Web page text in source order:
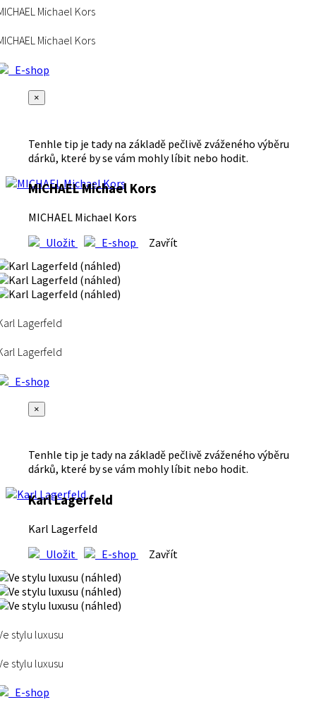
Michael Kors
Michael Kors
E-shop
×
Tenhle tip je tady na základě pečlivě zváženého výběru
dárků, které by se vám mohly líbit nebo hodit.
MICHAEL Michael Kors
MICHAEL Michael Kors
Uložit
E-shop Zavřít
Lagerfeld
Lagerfeld
E-shop
×
Tenhle tip je tady na základě pečlivě zváženého výběru
dárků, které by se vám mohly líbit nebo hodit.
Karl Lagerfeld
Karl Lagerfeld
Uložit
E-shop Zavřít
stylu luxusu
stylu luxusu
E-shop